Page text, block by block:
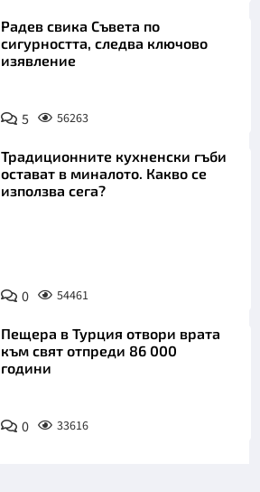
Радев свика Съвета по
сигурността, следва ключово
изявление
5 56263
Традиционните кухненски гъби
остават в миналото. Какво се
използва сега?
0 54461
Пещера в Турция отвори врата
към свят отпреди 86 000
години
0 33616